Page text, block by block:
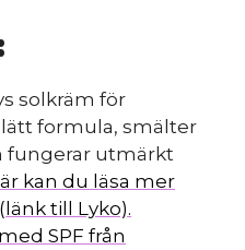
solkräm för
formula, smälter
fungerar utmärkt
kan du läsa mer
till Lyko).
SPF från